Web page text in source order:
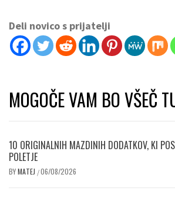
Deli novico s prijatelji
MOGOČE VAM BO VŠEČ
10 ORIGINALNIH MAZDINIH DODATKOV, KI
POLETJE
BYMATEJ /06/08/2026